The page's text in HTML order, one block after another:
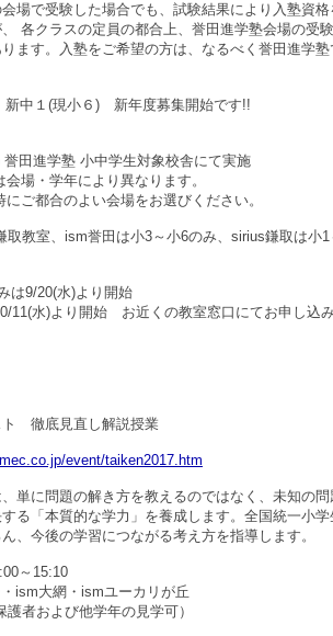
場で受験した場合でも、試験結果により入塾資格
各クラスの定員の都合上、誉田進学塾会場の受
ます。入塾をご希望の方は、なるべく誉田進学塾
中１(現小６) 新年度募集開始です!!
誉田進学塾 小中学生対象校舎にて実施
・学年により異なります。
都合のよい会場をお選びください。
取教室、ism誉田は小3～小6のみ、sirius鎌取は小1
は9/20(水)より開始
水)より開始 お近くの教室窓口にてお申し込
ト 徹底見直し解説授業
event/taiken2017.htm
単に問題の解き方を教えるのではなく、未知の問
る「本質的な学力」を養成します。全国統一小学
、今後の学習につながる考え方を指導します。
～15:10
ism大網・ismユーカリが丘
者および他学年の見学可）